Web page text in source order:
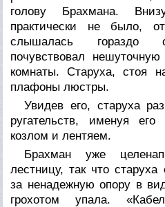
голову Брахмана.
практически не было,
слышалась гораздо
почувствовал
комнаты. Старуха, стоя
плафоны люстры.
Увидев его, старуха
ругательств, именуя
козлом и лентяем.
Брахман уже
лестницу, так что старуха
за ненадежную опору в
грохотом упала.